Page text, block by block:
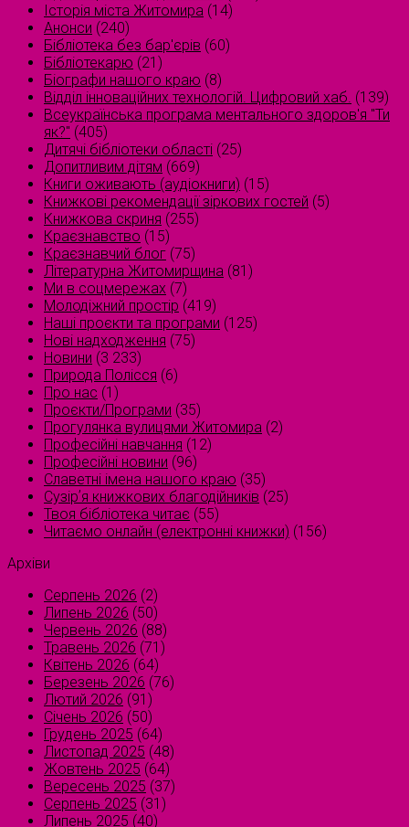
Історія міста Житомира (14)
Анонси (240)
Бібліотека без бар'єрів (60)
Бібліотекарю (21)
Біографи нашого краю (8)
Відділ інноваційних технологій. Цифровий хаб. (139)
Всеукраїнська програма ментального здоров'я "Ти
як?" (405)
Дитячі бібліотеки області (25)
Допитливим дітям (669)
Книги оживають (аудіокниги) (15)
Книжкові рекомендації зіркових гостей (5)
Книжкова скриня (255)
Краєзнавство (15)
Краєзнавчий блог (75)
Літературна Житомирщина (81)
Ми в соцмережах (7)
Молодіжний простір (419)
Наші проєкти та програми (125)
Нові надходження (75)
Новини (3 233)
Природа Полісся (6)
Про нас (1)
Проєкти/Програми (35)
Прогулянка вулицями Житомира (2)
Професійні навчання (12)
Професійні новини (96)
Славетні імена нашого краю (35)
Сузірʼя книжкових благодійників (25)
Твоя бібліотека читає (55)
Читаємо онлайн (електронні книжки) (156)
Архіви
Серпень 2026 (2)
Липень 2026 (50)
Червень 2026 (88)
Травень 2026 (71)
Квітень 2026 (64)
Березень 2026 (76)
Лютий 2026 (91)
Січень 2026 (50)
Грудень 2025 (64)
Листопад 2025 (48)
Жовтень 2025 (64)
Вересень 2025 (37)
Серпень 2025 (31)
Липень 2025 (40)